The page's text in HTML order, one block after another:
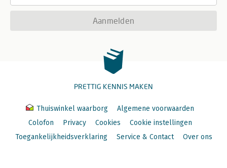
Aanmelden
PRETTIG KENNIS MAKEN
Thuiswinkel waarborg
Algemene voorwaarden
Colofon
Privacy Cookies
Cookie instellingen
Toegankelijkheidsverklaring
Service & Contact Over ons